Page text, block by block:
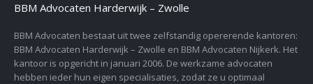
BBM Advocaten Harderwijk – Zwolle
BBM Advocaten bestaat uit twee zelfstandig opererende kantoren:
BBM Advocaten Harderwijk – Zwolle en BBM Advocaten Nijkerk. Het
kantoor is opgericht in januari 2006. De werkzame advocaten
hebben ieder hun eigen specialisaties, zodat ze u optimaal